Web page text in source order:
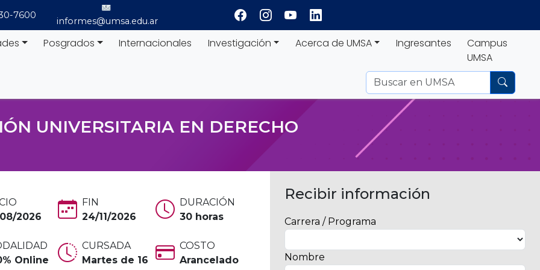
7600
informes@umsa.edu.ar
Posgrados Internacionales Investigación Acerca de UMSA Ingresantes
Campus
UMSA
UNIVERSITARIA EN DERECHO
2026
FIN
24/11/2026
DURACIÓN
30 horas
Online
CURSADA
Martes de 16
COSTO
Arancelado
Recibir información
Carrera / Programa
Nombre